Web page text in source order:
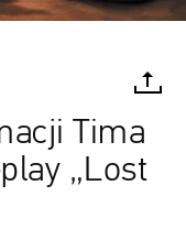
Tima
„Lost